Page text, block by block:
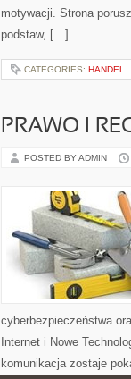
motywacji. Strona
podstaw, […]
CATEGORIES: HANDEL
PRAWO I
POSTED BY ADMIN
cyberbezpieczeństwa
Internet i Nowe
komunikacja zostaje